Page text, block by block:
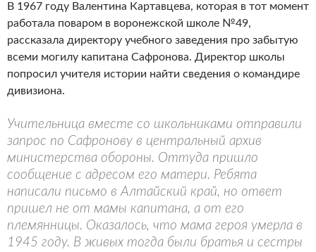
В 1967 году Валентина Картавцева, которая в тот момент
работала поваром в воронежской школе №49,
рассказала директору учебного заведения про забытую
всеми могилу капитана Сафронова. Директор школы
попросил учителя истории найти сведения о командире
дивизиона.
Учительница вместе со школьниками отправили
запрос по Сафронову в центральный архив
министерства обороны. Оттуда пришло
сообщение с адресом его матери. Ребята
написали письмо в Алтайский край, но ответ
пришел не от мамы капитана, а от его
племянницы. Оказалось, что мама героя умерла в
1945 году. В живых тогда были братья и сестры